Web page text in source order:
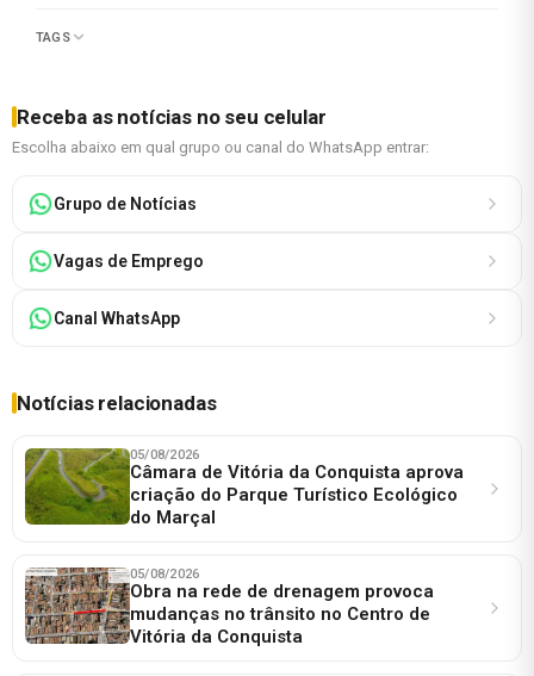
TAGS
Receba as notícias no seu celular
Escolha abaixo em qual grupo ou canal do WhatsApp entrar:
Grupo de Notícias
Vagas de Emprego
Canal WhatsApp
Notícias relacionadas
05/08/2026
Câmara de Vitória da Conquista aprova
criação do Parque Turístico Ecológico
do Marçal
05/08/2026
Obra na rede de drenagem provoca
mudanças no trânsito no Centro de
Vitória da Conquista